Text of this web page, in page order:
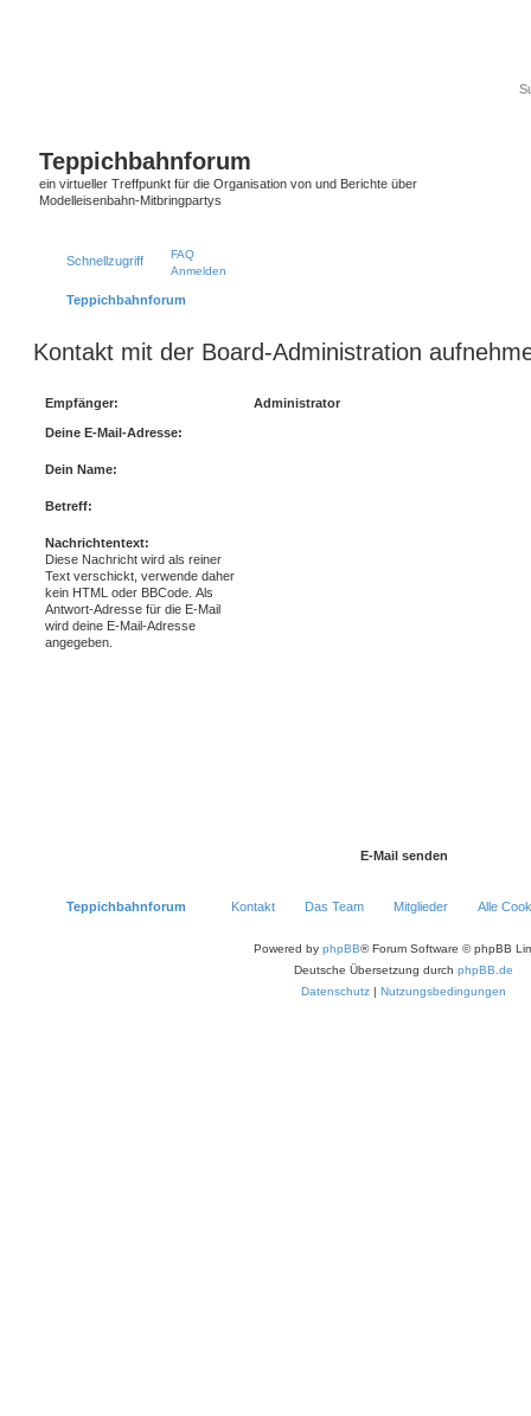
Teppichbahnforum
ein virtueller Treffpunkt für die Organisation von und Berichte über
Modelleisenbahn-Mitbringpartys
Schnellzugriff
FAQ
Anmelden
Teppichbahnforum
Kontakt mit der Board-Administration
Empfänger: Administrator
Deine E-Mail-Adresse:
Dein Name:
Betreff:
Nachrichtentext:
Diese Nachricht wird als reiner
Text verschickt, verwende daher
kein HTML oder BBCode. Als
Antwort-Adresse für die E-Mail
wird deine E-Mail-Adresse
angegeben.
Teppichbahnforum Alle
Mitglieder
Das Team
Kontakt
Powered by phpBB® Forum Software © phpBB
Deutsche Übersetzung durch phpBB.de
Datenschutz | Nutzungsbedingungen